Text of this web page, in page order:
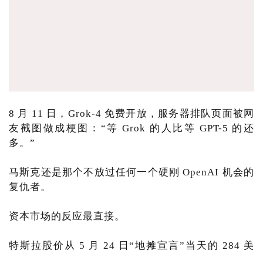
8 月 11 日，Grok-4 免费开放，服务器排队页面被网
友截图做成梗图：“等 Grok 的人比等 GPT-5 的还
多。”
马斯克还是那个不放过任何一个硬刚 OpenAI 机会的
复仇者。
资本市场的反应最直接。
特斯拉股价从 5 月 24 日“地摊宣言”当天的 284 美